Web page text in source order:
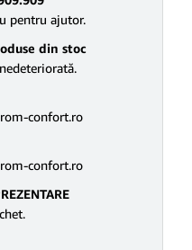
pentru ajutor.
din stoc
confort.ro
confort.ro